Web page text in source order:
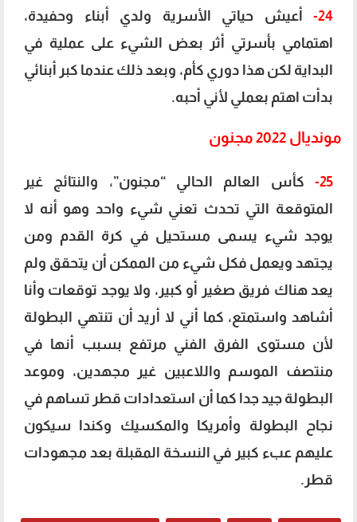
24-
أعيش حياتي الأسرية ولدي أبناء وحفيدة،
اهتمامي بأسرتي أثر بعض الشيء على عملية في
البداية لكن هذا دوري كأم، وبعد ذلك عندما كبر أبنائي
بدأت اهتم بعملي لأني أحبه.
مونديال 2022 مجنون
25-
كأس العالم الحالي “مجنون”، والنتائج غير
المتوقعة التي تحدث تعني شيء واحد وهو أنه لا
يوجد شيء يسمى مستحيل في كرة القدم ومن
يجتهد ويعمل فكل شيء من الممكن أن يتحقق ولم
يعد هناك فريق صغير أو كبير، ولا يوجد توقعات وأنا
أشاهد واستمتع، كما أني لا أريد أن تنتهي البطولة
لأن مستوى الفرق الفني مرتفع بسبب أنها في
منتصف الموسم واللاعبين غير مجهدين، وموعد
البطولة جيد جدا كما أن استعدادات قطر تساهم في
نجاح البطولة وأمريكا والمكسيك وكندا سيكون
عليهم عبء كبير في النسخة المقبلة بعد مجهودات
قطر.